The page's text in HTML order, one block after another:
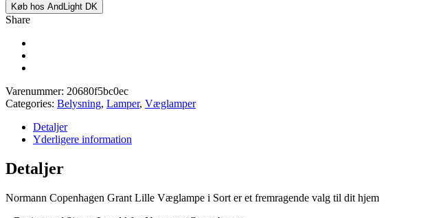
Køb hos AndLight DK
Share
Varenummer: 20680f5bc0ec
Categories: Belysning, Lamper, Væglamper
Detaljer
Yderligere information
Detaljer
Normann Copenhagen Grant Lille Væglampe i Sort er et fremragende valg til dit hjem